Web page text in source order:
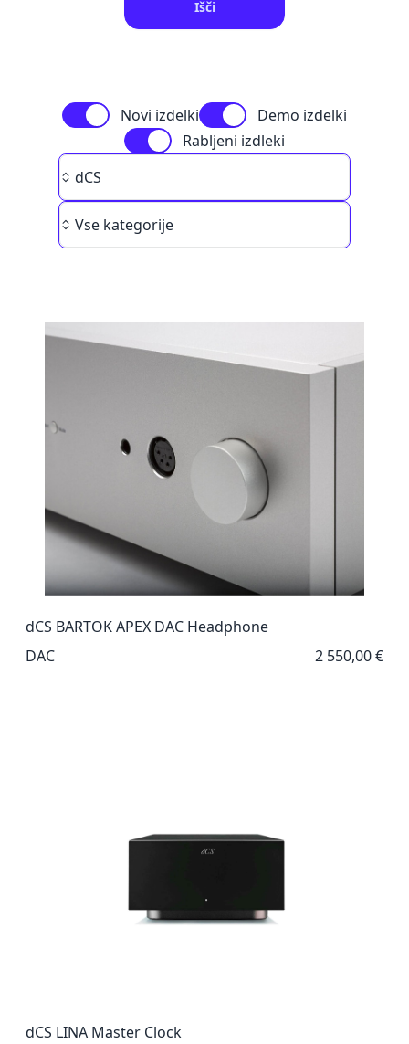
Išči
Novi izdelki
Demo izdelki
Rabljeni izdleki
Brand
dCS
Category
Vse kategorije
dCS BARTOK APEX DAC Headphone
DAC
2 550,00 €
dCS LINA Master Clock